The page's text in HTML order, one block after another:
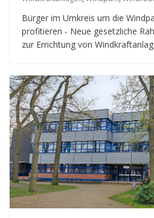
Bür­ger im Umkreis um die
pro­fi­tie­ren - Neue gesetz­li­che
zur Errich­tung von